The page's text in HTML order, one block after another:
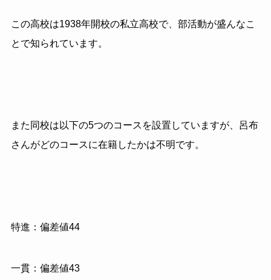
この高校は1938年開校の私立高校で、部活動が盛んなこ
とで知られています。
また同校は以下の5つのコースを設置していますが、呂布
さんがどのコースに在籍したかは不明です。
特進：偏差値44
一貫：偏差値43